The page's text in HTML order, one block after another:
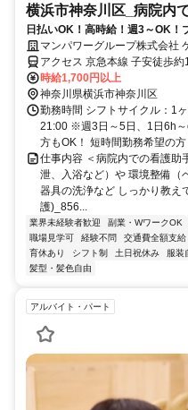
横浜市神奈川区_病院内
日払いOK！高時給！週3～OK！
ミドル世代も多数活躍中♪
マンパワーグループ株式会社
アクセス 京急本線 子安徒歩
約11分、京急本線 京急新子安
OK（派遣先による）
時給1,700円以上
神奈川県横浜市神奈川区
勤務時間 シフトサイクル：1
21:00 ※週3日～5日、1日6h～
方もOK！ 短時間勤務希望の
仕事内容 ＜病院内での看護助
泄、入浴など）や 環境整備（
器具の洗浄など しっかり教え
護)_856...
業界未経験者歓迎 副業・WワークOK
職場見学可
経験不問 交通費全額支給
育休あり
シフト制 土日祝休み 服装
髪型・髪色自由
アルバイト・パート